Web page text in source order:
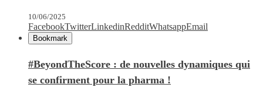
10/06/2025
FacebookTwitterLinkedinRedditWhatsappEmail
Bookmark
#BeyondTheScore : de nouvelles dynamiques qui
se confirment pour la pharma !